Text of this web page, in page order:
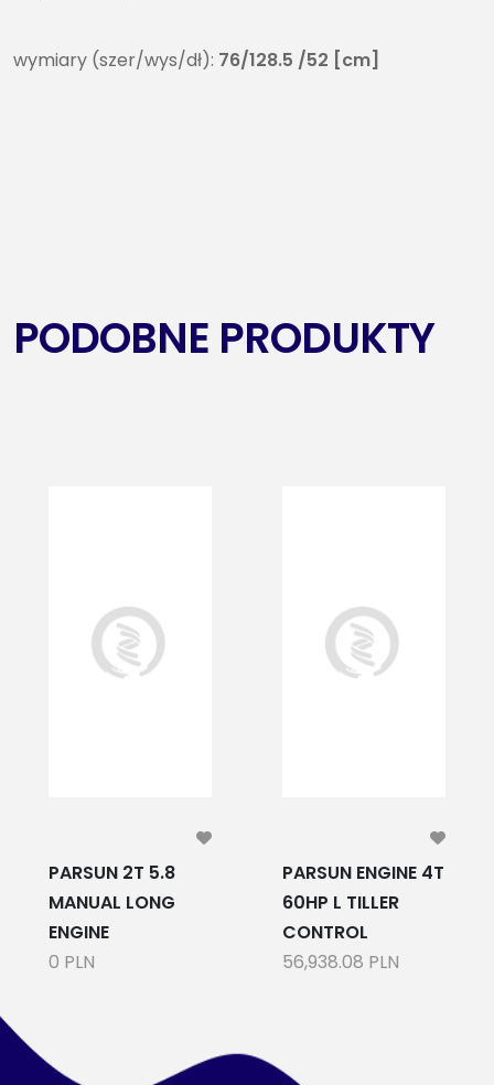
wymiary (szer/wys/dł): 76/128.5 /52 [cm]
PODOBNE PRODUKTY
PARSUN 2T 5.8
MANUAL LONG
ENGINE
0 PLN
PARSUN ENGINE 4T
60HP L TILLER
CONTROL
56,938.08 PLN